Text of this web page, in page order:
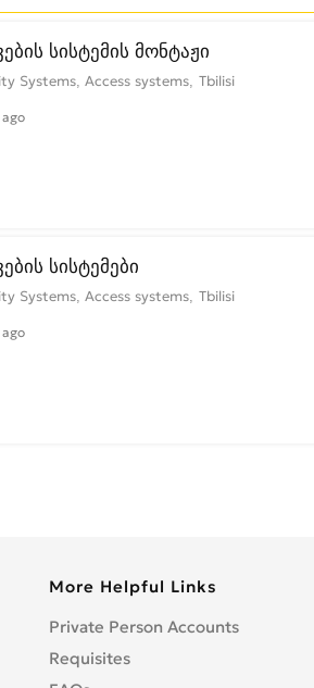
სისტემის მონტაჟი
Systems, Access systems Tbilisi
სისტემები
Systems, Access systems Tbilisi
More Helpful Links
Private Person Accounts
Requisites